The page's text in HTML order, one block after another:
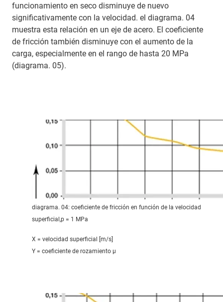
funcionamiento en seco disminuye de nuevo
significativamente con la velocidad. el diagrama. 04
muestra esta relación en un eje de acero. El coeficiente
de fricción también disminuye con el aumento de la
carga, especialmente en el rango de hasta 20 MPa
(diagrama. 05).
diagrama. 04: coeficiente de fricción en función de la velocidad
superficial,p = 1 MPa
X = velocidad superficial [m/s]
Y = coeficiente de rozamiento μ